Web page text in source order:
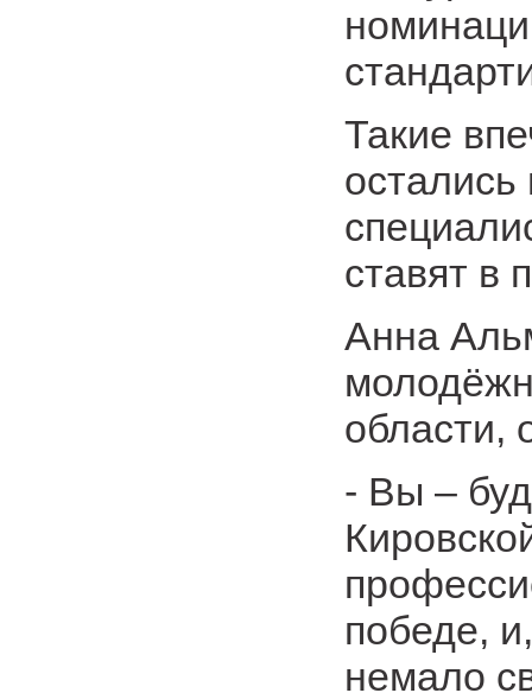
Такие
ставят в
Анна
области,
- Вы –
победе,
немало